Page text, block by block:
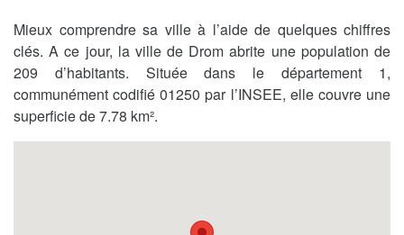
Mieux comprendre sa ville à l’aide de quelques chiffres
clés. A ce jour, la ville de Drom abrite une population de
209 d’habitants. Située dans le département 1,
communément codifié 01250 par l’INSEE, elle couvre une
superficie de 7.78 km².